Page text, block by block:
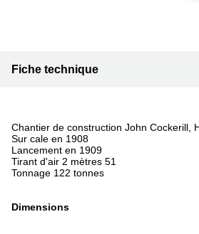
Fiche technique
Chantier de construction John Cockerill,
Sur cale en 1908
Lancement en 1909
Tirant d'air 2 mètres 51
Tonnage 122 tonnes
Dimensions